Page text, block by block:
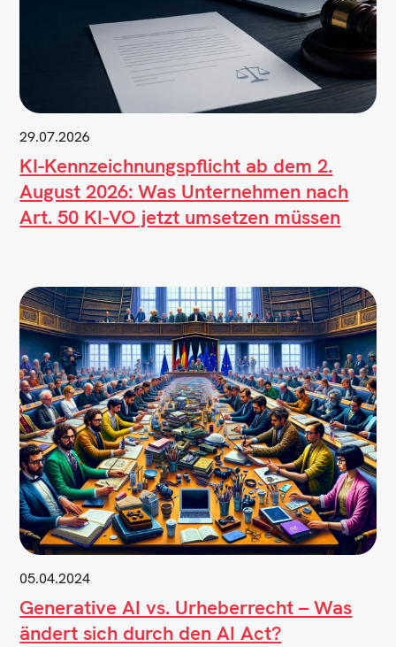
29.07.2026
KI-Kennzeichnungspflicht ab dem 2.
August 2026: Was Unternehmen nach
Art. 50 KI-VO jetzt umsetzen müssen
05.04.2024
Generative AI vs. Urheberrecht – Was
ändert sich durch den AI Act?